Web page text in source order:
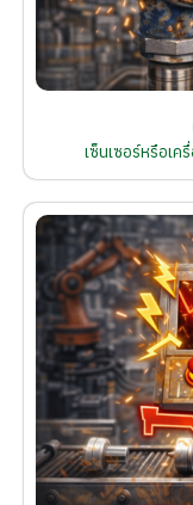
เซ็นเซอร์หรือเ